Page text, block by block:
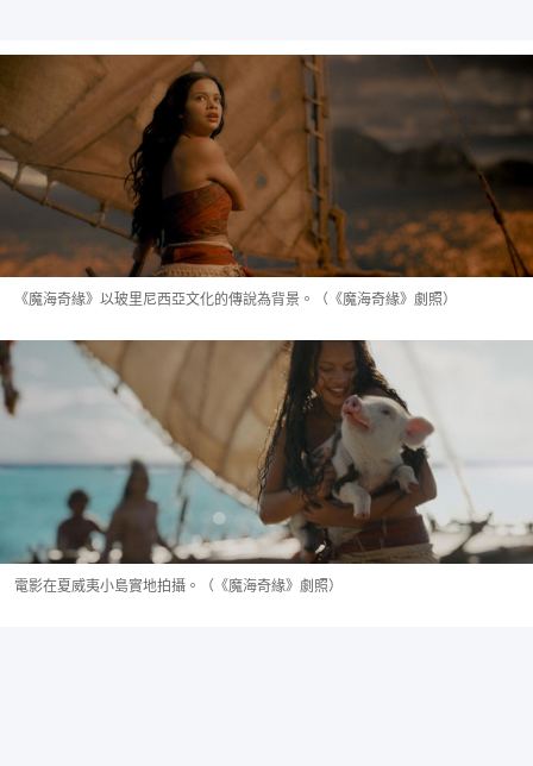
《魔海奇緣》以玻里尼西亞文化的傳說為背景。（《魔海奇緣》劇照）
電影在夏威夷小島實地拍攝。（《魔海奇緣》劇照）